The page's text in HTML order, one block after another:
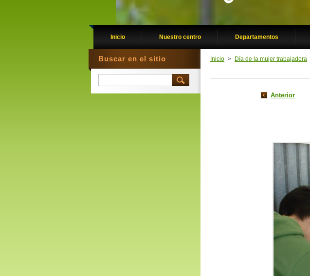
Inicio Nuestro centro Departamentos
Inicio > Día de la mujer trabajadora
Anterior
Buscar en el sitio